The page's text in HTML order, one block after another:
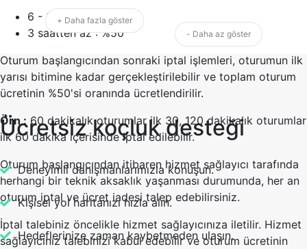
6 - 3 saat : %25
3 saatten az : %50
Oturum başlangıcından sonraki iptal işlemleri, oturumun ilk
yarısı bitimine kadar gerçekleştirilebilir ve toplam oturum
ücretinin %50'si oranında ücretlendirilir.
Örn : 60 dakikalık oturumlar ilk 30, 120 dakikalık oturumlar
ilk 60 dakika içerisinde iptal edilebilir.
Oturum başlangıcından itibaren hizmet sağlayıcı tarafında
herhangi bir teknik aksaklık yaşanması durumunda, her an
oturum iptal ve ücret iadesi talep edebilirsiniz.
İptal talebiniz öncelikle hizmet sağlayıcınıza iletilir. Hizmet
sağlayıcınız talebinizi kabul edebilir ve oturum ücretinin
+ Daha fazla göster
- Daha az göster
Ücretsiz koçluk desteği
Deneyimli danışmanlarımızla konuşun.
Kişisel yol haritanızı hızla alın.
Hedeflerinize zaman kaybetmeden ulaşın.